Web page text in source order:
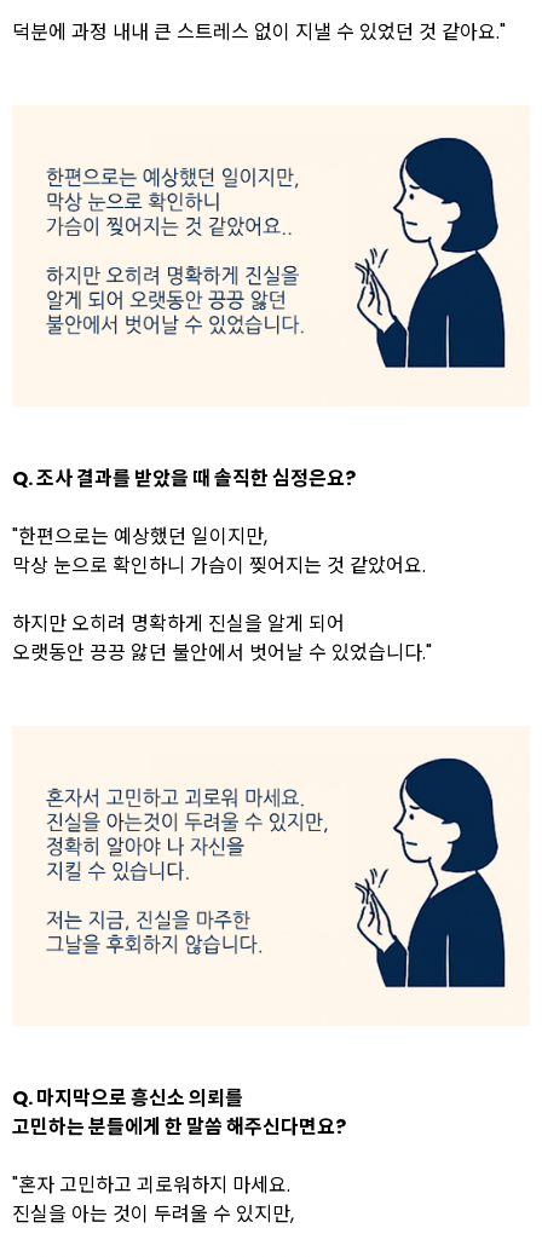
덕분에 과정 내내 큰 스트레스 없이 지낼 수 있었던 것 같아요."
Q. 조사 결과를 받았을 때 솔직한 심정은요?
"한편으로는 예상했던 일이지만,
막상 눈으로 확인하니 가슴이 찢어지는 것 같았어요.
하지만 오히려 명확하게 진실을 알게 되어
오랫동안 끙끙 앓던 불안에서 벗어날 수 있었습니다."
Q. 마지막으로 흥신소 의뢰를
고민하는 분들에게 한 말씀 해주신다면요?
"혼자 고민하고 괴로워하지 마세요.
진실을 아는 것이 두려울 수 있지만,